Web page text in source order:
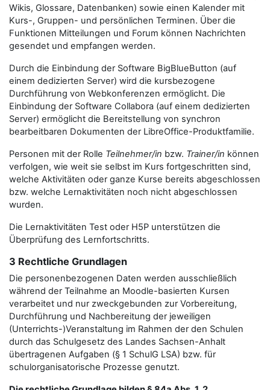
Wikis, Glossare, Datenbanken) sowie einen Kalender mit
Kurs-, Gruppen- und persönlichen Terminen. Über die
Funktionen Mitteilungen und Forum können Nachrichten
gesendet und empfangen werden.
Durch die Einbindung der Software BigBlueButton (auf
einem dedizierten Server) wird die kursbezogene
Durchführung von Webkonferenzen ermöglicht. Die
Einbindung der Software Collabora (auf einem dedizierten
Server) ermöglicht die Bereitstellung von synchron
bearbeitbaren Dokumenten der LibreOffice-Produktfamilie.
Personen mit der Rolle Teilnehmer/in bzw. Trainer/in können
verfolgen, wie weit sie selbst im Kurs fortgeschritten sind,
welche Aktivitäten oder ganze Kurse bereits abgeschlossen
bzw. welche Lernaktivitäten noch nicht abgeschlossen
wurden.
Die Lernaktivitäten Test oder H5P unterstützen die
Überprüfung des Lernfortschritts.
3 Rechtliche Grundlagen
Die personenbezogenen Daten werden ausschließlich
während der Teilnahme an Moodle-basierten Kursen
verarbeitet und nur zweckgebunden zur Vorbereitung,
Durchführung und Nachbereitung der jeweiligen
(Unterrichts-)Veranstaltung im Rahmen der den Schulen
durch das Schulgesetz des Landes Sachsen-Anhalt
übertragenen Aufgaben (§ 1 SchulG LSA) bzw. für
schulorganisatorische Prozesse genutzt.